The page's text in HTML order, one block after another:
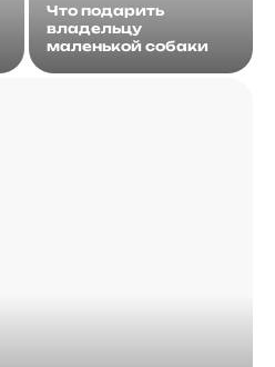
Что подарить
владельцу
маленькой собаки